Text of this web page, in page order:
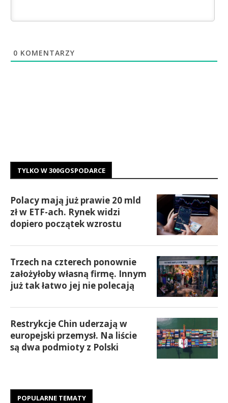
0 KOMENTARZY
TYLKO W 300GOSPODARCE
Polacy mają już prawie 20 mld
zł w ETF-ach. Rynek widzi
dopiero początek wzrostu
Trzech na czterech ponownie
założyłoby własną firmę. Innym
już tak łatwo jej nie polecają
Restrykcje Chin uderzają w
europejski przemysł. Na liście
są dwa podmioty z Polski
POPULARNE TEMATY